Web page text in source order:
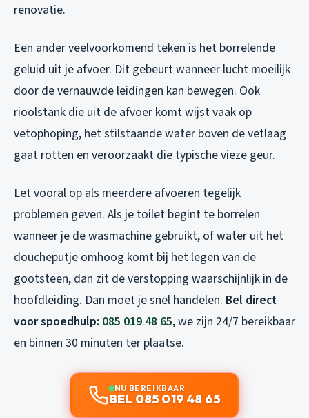
renovatie.
Een ander veelvoorkomend teken is het borrelende
geluid uit je afvoer. Dit gebeurt wanneer lucht moeilijk
door de vernauwde leidingen kan bewegen. Ook
rioolstank die uit de afvoer komt wijst vaak op
vetophoping, het stilstaande water boven de vetlaag
gaat rotten en veroorzaakt die typische vieze geur.
Let vooral op als meerdere afvoeren tegelijk
problemen geven. Als je toilet begint te borrelen
wanneer je de wasmachine gebruikt, of water uit het
doucheputje omhoog komt bij het legen van de
gootsteen, dan zit de verstopping waarschijnlijk in de
hoofdleiding. Dan moet je snel handelen. Bel direct
voor spoedhulp: 085 019 48 65, we zijn 24/7 bereikbaar
en binnen 30 minuten ter plaatse.
NU BEREIKBAAR
BEL 085 019 48 65